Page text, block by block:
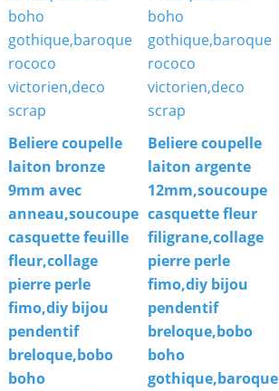
Beliere coupelle
laiton bronze
9mm avec
anneau,soucoupe
casquette feuille
fleur,collage
pierre perle
fimo,diy bijou
pendentif
breloque,bobo
boho
Beliere coupelle
laiton argente
12mm,soucoupe
casquette fleur
filigrane,collage
pierre perle
fimo,diy bijou
pendentif
breloque,bobo
boho
gothique,baroque